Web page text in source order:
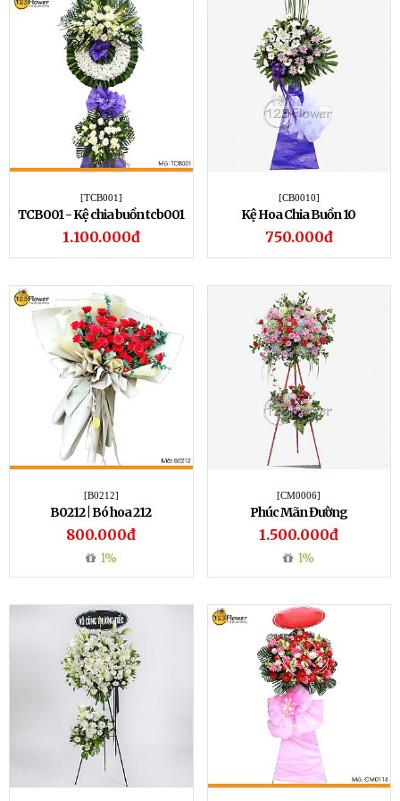
[TCB001]
TCB001 - Kệ chia buồn tcb001
1.100.000đ
[CB0010]
Kệ Hoa Chia Buồn 10
750.000đ
[B0212]
B0212 | Bó hoa 212
800.000đ
1%
[CM0006]
Phúc Mãn Đường
1.500.000đ
1%